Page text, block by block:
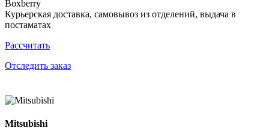
Boxberry
Курьерская доставка, самовывоз из отделений, выдача в
постаматах
Рассчитать
Отследить заказ
Mitsubishi